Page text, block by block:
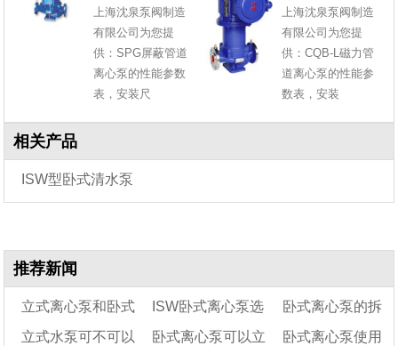
上海沈泉泵阀制造
有限公司为您提
供：SPG屏蔽管道
离心泵的性能参数
表，安装尺
上海沈泉泵阀制造
有限公司为您提
供：CQB-L磁力管
道离心泵的性能参
数表，安装
相关产品
ISW型卧式清水泵
推荐新闻
立式离心泵和卧式
离心泵的区别
ISW卧式离心泵选
型参数表
卧式离心泵的拆
装步骤
立式水泵可不可以 卧式离心泵可以立 卧式离心泵使用